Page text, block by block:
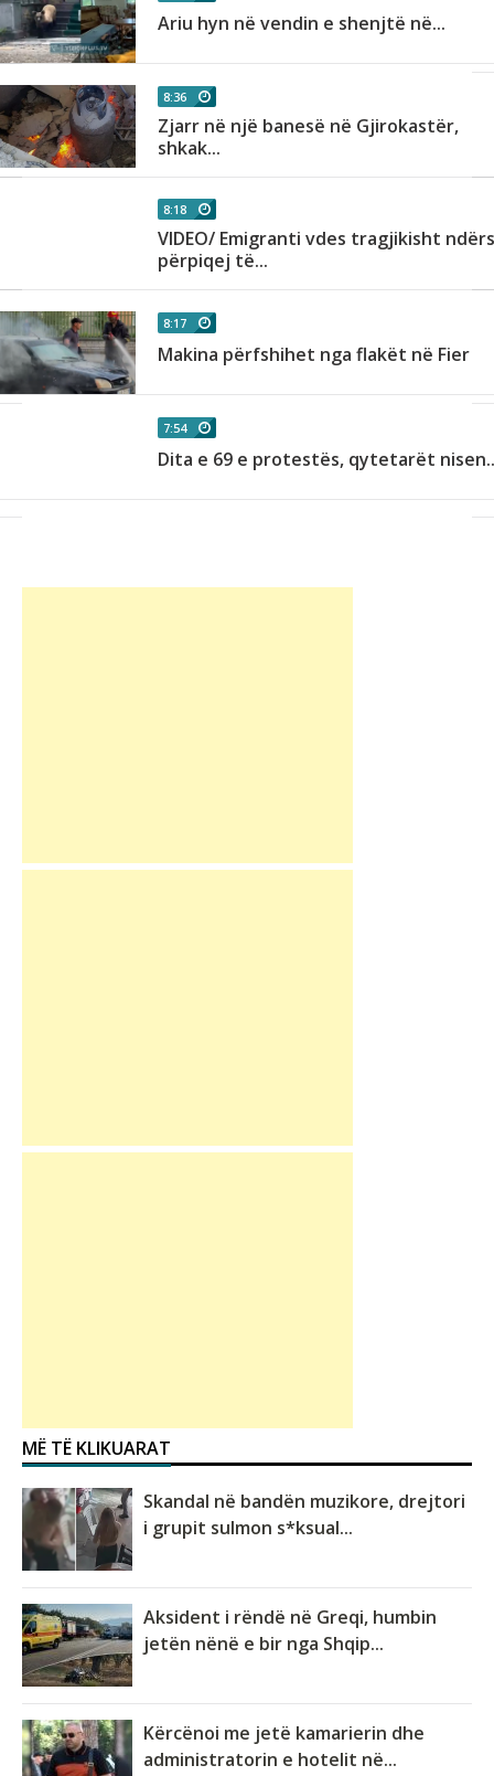
Ariu hyn në vendin e shenjtë në...
8:36
Zjarr në një banesë në Gjirokastër,
shkak...
8:18
VIDEO/ Emigranti vdes tragjikisht
përpiqej të...
8:17
Makina përfshihet nga flakët në Fier
7:54
Dita e 69 e protestës, qytetarët
MË TË KLIKUARAT
Skandal në bandën muzikore, drejtori
i grupit sulmon s*ksual...
Aksident i rëndë në Greqi, humbin
jetën nënë e bir nga Shqip...
Kërcënoi me jetë kamarierin dhe
administratorin e hotelit në...